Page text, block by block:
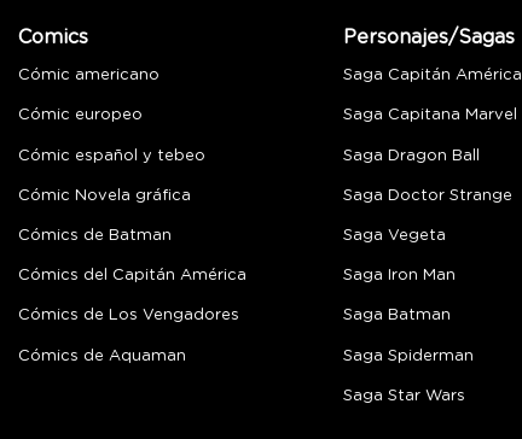
Comics
Cómic americano
Cómic europeo
Cómic español y tebeo
Cómic Novela gráfica
Cómics de Batman
Cómics del Capitán América
Cómics de Los Vengadores
Cómics de Aquaman
Personajes/Sagas
Saga Capitán América
Saga Capitana Marvel
Saga Dragon Ball
Saga Doctor Strange
Saga Vegeta
Saga Iron Man
Saga Batman
Saga Spiderman
Saga Star Wars